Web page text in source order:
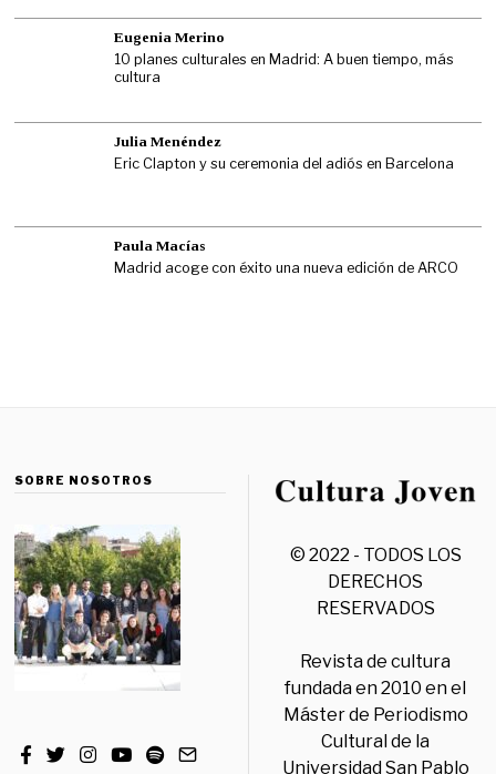
Eugenia Merino
10 planes culturales en Madrid: A buen tiempo, más
cultura
Julia Menéndez
Eric Clapton y su ceremonia del adiós en Barcelona
Paula Macías
Madrid acoge con éxito una nueva edición de ARCO
SOBRE NOSOTROS
© 2022 - TODOS LOS
DERECHOS
RESERVADOS
Revista de cultura
fundada en 2010 en el
Máster de Periodismo
Cultural de la
Universidad San Pablo